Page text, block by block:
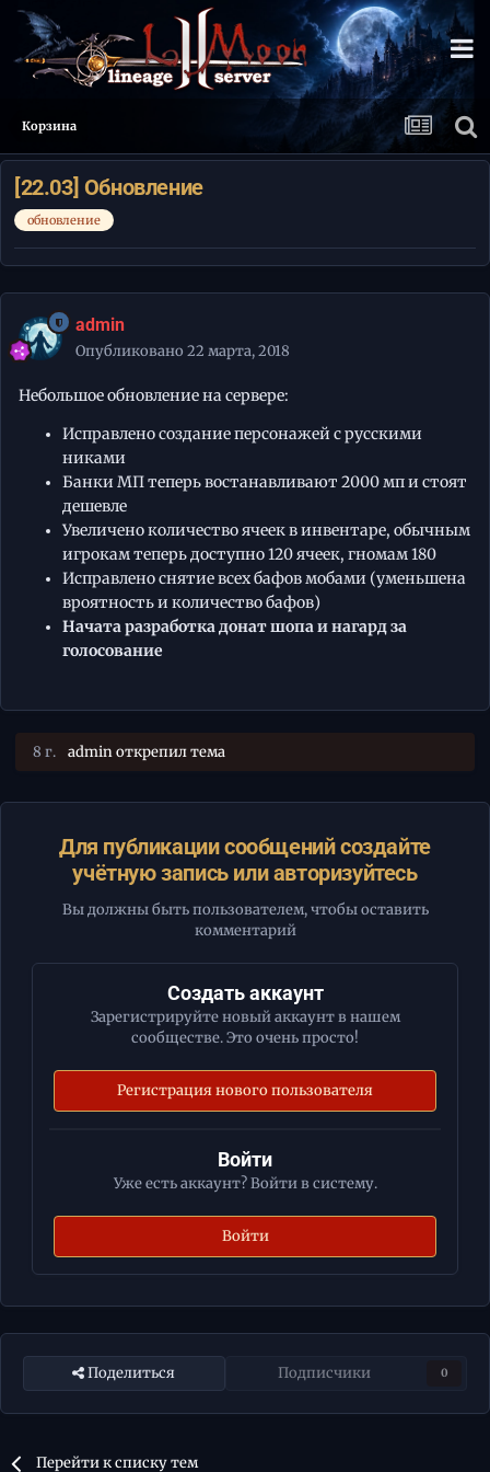
Корзина
[22.03] Обновление
обновление
admin
Опубликовано 22 марта, 2018
Небольшое обновление на сервере:
Исправлено создание персонажей с русскими
никами
Банки МП теперь востанавливают 2000 мп и стоят
дешевле
Увеличено количество ячеек в инвентаре, обычным
игрокам теперь доступно 120 ячеек, гномам 180
Исправлено снятие всех бафов мобами (уменьшена
вроятность и количество бафов)
Начата разработка донат шопа и нагард за
голосование
8 г. adminоткрепил тема
Для публикации сообщений создайте
учётную запись или авторизуйтесь
Вы должны быть пользователем, чтобы оставить
комментарий
Создать аккаунт
Зарегистрируйте новый аккаунт в нашем
сообществе. Это очень просто!
Регистрация нового пользователя
Войти
Уже есть аккаунт? Войти в систему.
Войти
Поделиться Подписчики 0
Перейти к списку тем